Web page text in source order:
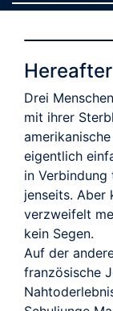
Hereafter
Drei
mit ihrer
eigentlich
in
jenseits. Aber
verzweifelt
kein Segen.
Auf der
französische